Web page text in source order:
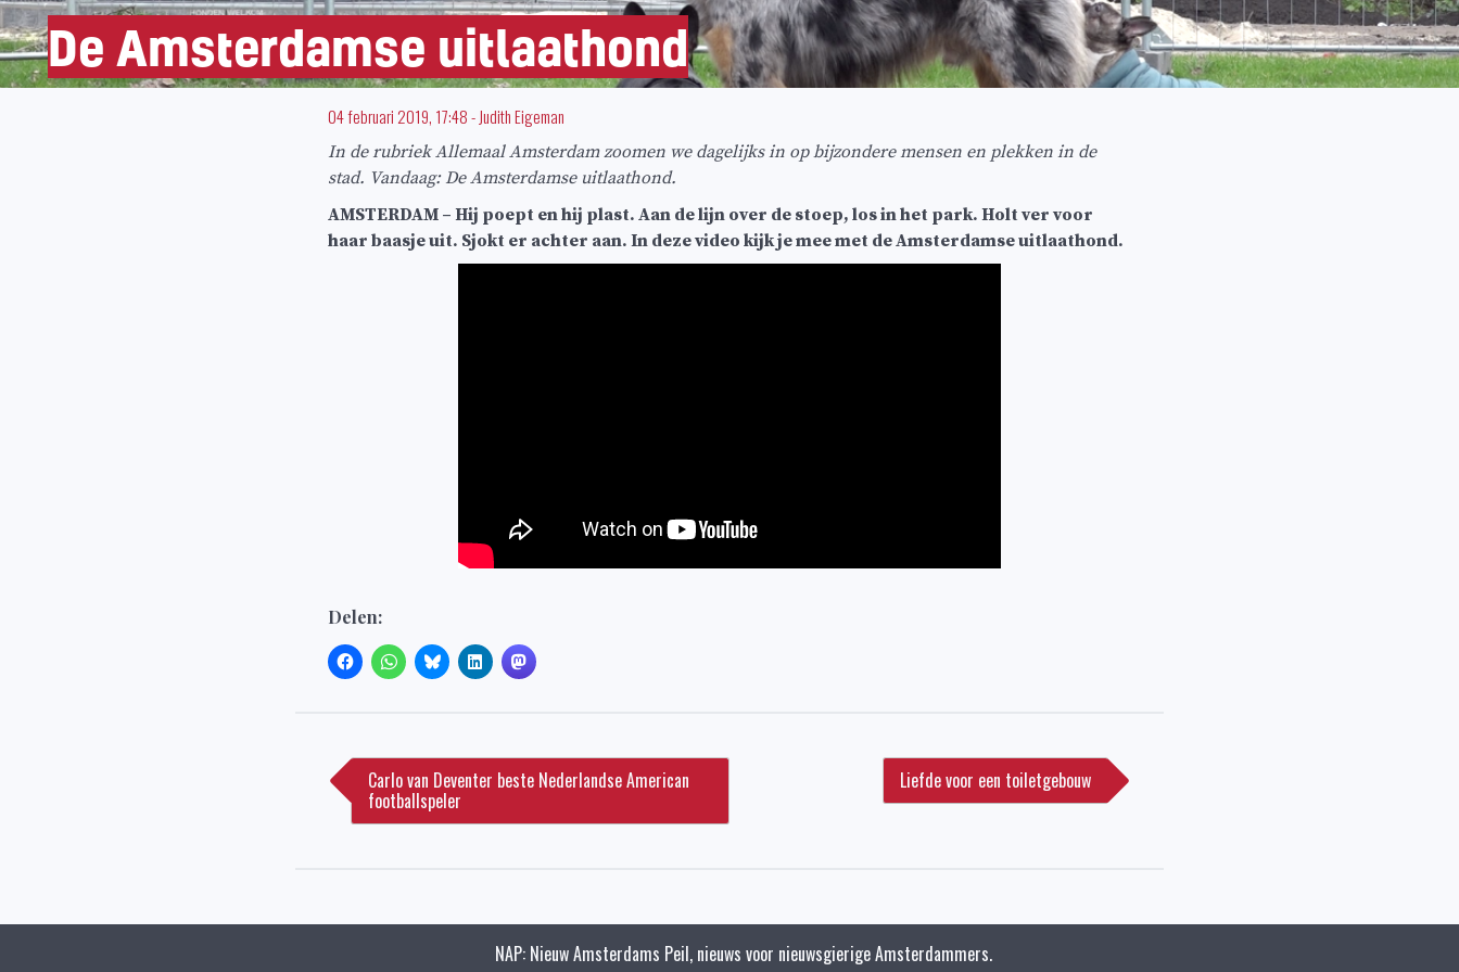
De Amsterdamse uitlaathond
04 februari 2019, 17:48-Judith Eigeman
In de rubriek Allemaal Amsterdam zoomen we dagelijks in op bijzondere mensen en plekken in de
stad. Vandaag: De Amsterdamse uitlaathond.
AMSTERDAM – Hij poept en hij plast. Aan de lijn over de stoep, los in het park. Holt ver voor
haar baasje uit. Sjokt er achter aan. In deze video kijk je mee met de Amsterdamse uitlaathond.
Delen:
navigatie
Carlo van Deventer beste Nederlandse American
footballspeler
Liefde voor een toiletgebouw
NAP: Nieuw Amsterdams Peil, nieuws voor nieuwsgierige Amsterdammers.